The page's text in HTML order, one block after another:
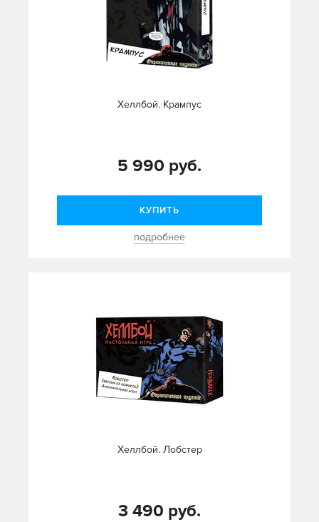
Хеллбой. Крампус
5 990 руб.
КУПИТЬ
подробнее
Хеллбой. Лобстер
3 490 руб.